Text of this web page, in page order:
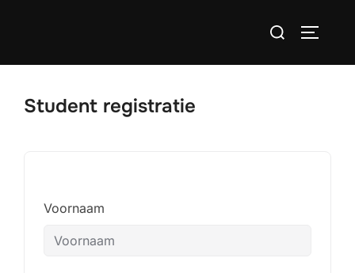
Zoek
Student registratie
Voornaam